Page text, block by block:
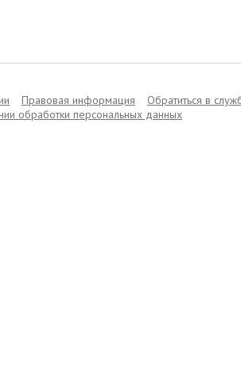
Правовая информация
Обратиться в
обработки персональных данных